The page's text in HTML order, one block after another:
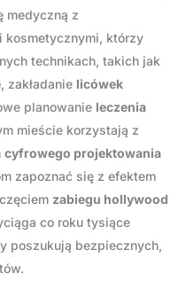
medyczną z
kosmetycznymi, którzy
technikach, takich jak
, zakładanie licówek
planowanie leczenia
mieście korzystają z
cyfrowego projektowania
zapoznać się z efektem
zabiegu hollywood
co roku tysiące
poszukują bezpiecznych,